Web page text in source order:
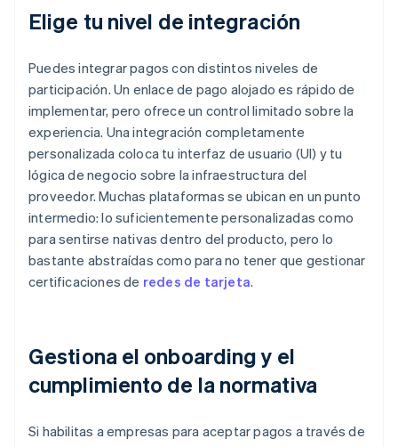
Elige tu nivel de integración
Puedes integrar pagos con distintos niveles de
participación. Un enlace de pago alojado es rápido de
implementar, pero ofrece un control limitado sobre la
experiencia. Una integración completamente
personalizada coloca tu interfaz de usuario (UI) y tu
lógica de negocio sobre la infraestructura del
proveedor. Muchas plataformas se ubican en un punto
intermedio: lo suficientemente personalizadas como
para sentirse nativas dentro del producto, pero lo
bastante abstraídas como para no tener que gestionar
certificaciones de redes de tarjeta.
Gestiona el onboarding y el
cumplimiento de la normativa
Si habilitas a empresas para aceptar pagos a través de